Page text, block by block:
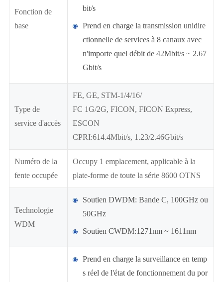
Fonction de
base
bit/s
Prend en charge la transmission unidire
ctionnelle de services à 8 canaux avec
n'importe quel débit de 42Mbit/s ~ 2.67
Gbit/s
Type de
service d'accès
FE, GE, STM-1/4/16/
FC 1G/2G, FICON, FICON Express,
ESCON
CPRI:614.4Mbit/s, 1.23/2.46Gbit/s
Numéro de la
fente occupée
Occupy 1 emplacement, applicable à la
plate-forme de toute la série 8600 OTNS
Technologie
WDM
Soutien DWDM: Bande C, 100GHz ou
50GHz
Soutien CWDM:1271nm ~ 1611nm
Prend en charge la surveillance en temp
s réel de l'état de fonctionnement du por